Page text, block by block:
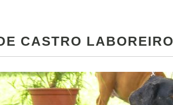
CASTRO LABOREIRO